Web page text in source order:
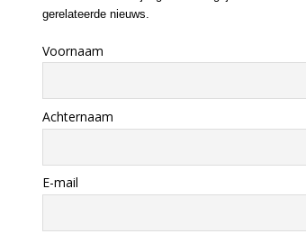
gerelateerde nieuws.
Voornaam
Achternaam
E-mail